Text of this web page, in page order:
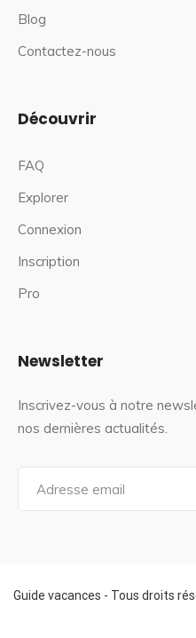
Blog
Contactez-nous
Découvrir
FAQ
Explorer
Connexion
Inscription
Pro
Newsletter
Inscrivez-vous à notre
nos dernières actualités.
a
f
o
Guide vacances - Tous droits